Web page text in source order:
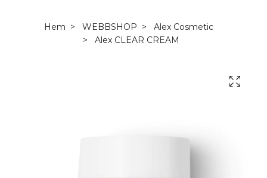
Hem WEBBSHOP
Alex Cosmetic
Alex CLEAR CREAM